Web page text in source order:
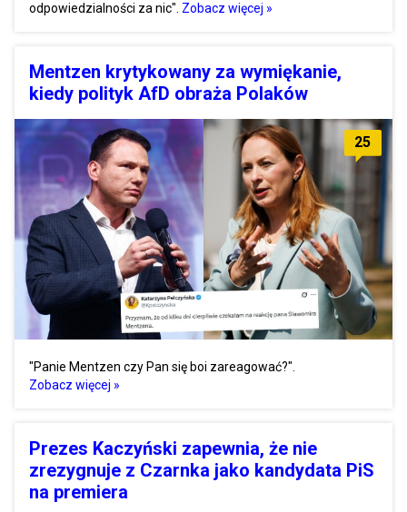
odpowiedzialności za nic". Zobacz więcej »
Mentzen krytykowany za wymiękanie,
kiedy polityk AfD obraża Polaków
25
"Panie Mentzen czy Pan się boi zareagować?".
Zobacz więcej »
Prezes Kaczyński zapewnia, że nie
zrezygnuje z Czarnka jako kandydata PiS
na premiera